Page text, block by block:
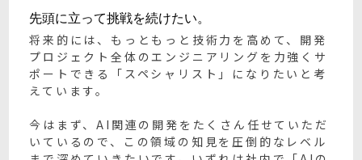
先頭に立って挑戦を続けたい。
将来的には、もっともっと技術力を高めて、開発
プロジェクト全体のエンジニアリングを力強くサ
ポートできる「スペシャリスト」になりたいと考
えています。
今はまず、AI関連の開発をたくさん任せていただ
いているので、この領域の知見を圧倒的なレベル